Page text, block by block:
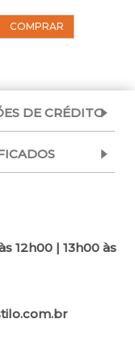
COMPRAR
DE CRÉDITO
12h00 | 13h00 às